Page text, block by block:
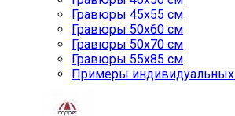
Гравюры 45x55 см
Гравюры 50x60 см
Гравюры 50x70 см
Гравюры 55x85 см
Примеры индивидуальных